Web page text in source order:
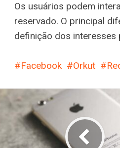
Os usuários podem
reservado. O principal
definição dos interesses
Facebook Orkut